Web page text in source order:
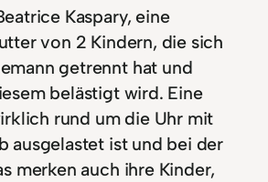
Kaspary, eine
von 2 Kindern, die sich
getrennt hat und
belästigt wird. Eine
rund um die Uhr mit
ausgelastet ist und bei der
merken auch ihre Kinder,